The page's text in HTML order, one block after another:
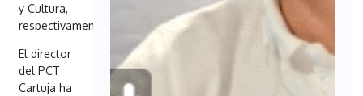
y Cultura,
respectivamente.
El director
del PCT
Cartuja ha